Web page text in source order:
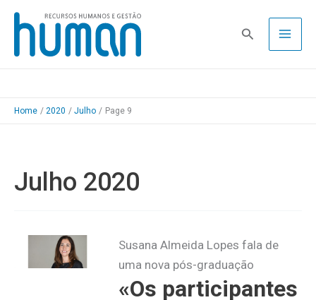
Skip
content
Pesquisa
Home 2020 Julho Page 9
Julho 2020
Susana Almeida Lopes fala de
uma nova pós-graduação
«Os participantes